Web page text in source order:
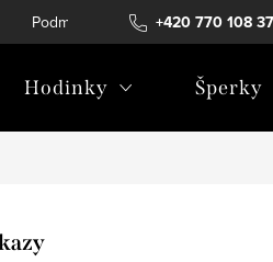
+420 770 108
Podmínky ochrany osobních údajů
Hodinky Šperky